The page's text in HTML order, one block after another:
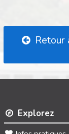
Retour
Explorez